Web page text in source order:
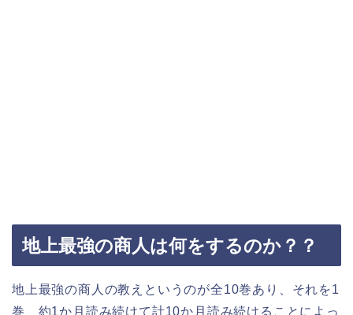
地上最強の商人は何をするのか？？
地上最強の商人の教えというのが全10巻あり、それを1
巻、約1か月読み続けて計10か月読み続けることによっ